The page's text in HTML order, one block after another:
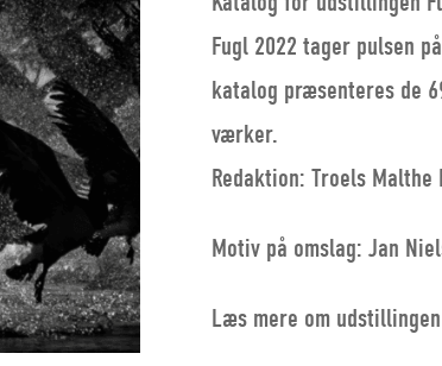
Fugl 2022 tager pulsen
katalog præsenteres de
værker.
Redaktion: Troels Malthe
Motiv på omslag: Jan
Læs mere om udstillingen